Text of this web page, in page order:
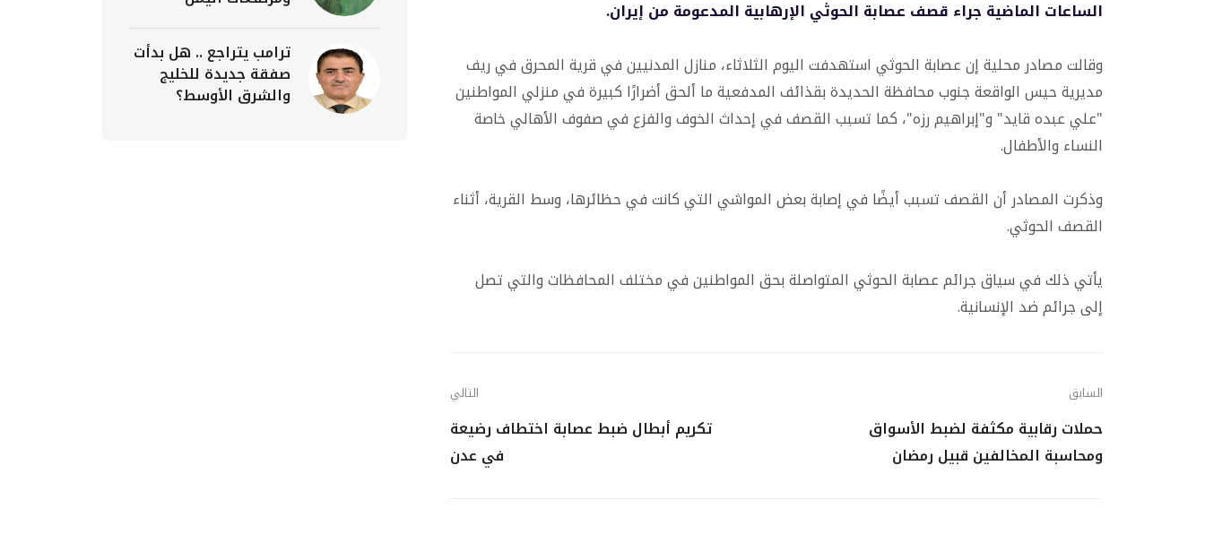
الساعات الماضية جراء قصف عصابة الحوثي الإرهابية المدعومة من إيران.
وقالت مصادر محلية إن عصابة الحوثي استهدفت اليوم الثلاثاء، منازل المدنيين في قرية المحرق في ريف
مديرية حيس الواقعة جنوب محافظة الحديدة بقذائف المدفعية ما ألحق أضرارًا كبيرة في منزلي المواطنين
"علي عبده قايد" و"إبراهيم رزه"، كما تسبب القصف في إحداث الخوف والفزع في صفوف الأهالي خاصة
النساء والأطفال.
وذكرت المصادر أن القصف تسبب أيضًا في إصابة بعض المواشي التي كانت في حظائرها، وسط القرية، أثناء
القصف الحوثي.
يأتي ذلك في سياق جرائم عصابة الحوثي المتواصلة بحق المواطنين في مختلف المحافظات والتي تصل
إلى جرائم ضد الإنسانية.
السابق
حملات رقابية مكثفة لضبط الأسواق
ومحاسبة المخالفين قبيل رمضان
التالي
تكريم أبطال ضبط عصابة اختطاف رضيعة
في عدن
ترامب يتراجع .. هل بدأت
صفقة جديدة للخليج
والشرق الأوسط؟